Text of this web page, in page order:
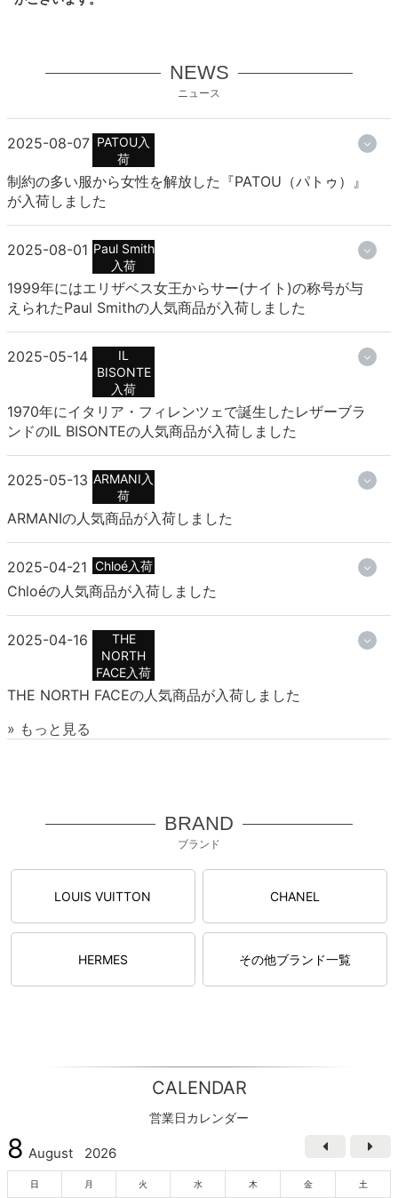
NEWS
ニュース
2025-08-07 PATOU入
荷
制約の多い服から女性を解放した『PATOU（パトゥ）』
が入荷しました
2025-08-01 Paul Smith
入荷
1999年にはエリザベス女王からサー(ナイト)の称号が与
えられたPaul Smithの人気商品が入荷しました
2025-05-14
IL
BISONTE
入荷
1970年にイタリア・フィレンツェで誕生したレザーブラ
ンドのIL BISONTEの人気商品が入荷しました
2025-05-13 ARMANI入
荷
ARMANIの人気商品が入荷しました
2025-04-21 Chloé入荷
Chloéの人気商品が入荷しました
2025-04-16
THE
NORTH
FACE入荷
THE NORTH FACEの人気商品が入荷しました
» もっと見る
BRAND
ブランド
LOUIS VUITTON CHANEL
HERMES その他ブランド一覧
CALENDAR
営業日カレンダー
8 August 2026
日 月 火 水 木 金 土